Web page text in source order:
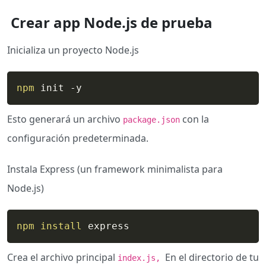
Crear app Node.js de prueba
Inicializa un proyecto Node.js
npm init -y
Esto generará un archivo package.json con la
configuración predeterminada.
Instala Express (un framework minimalista para
Node.js)
npm install express
Crea el archivo principal index.js, En el directorio de tu